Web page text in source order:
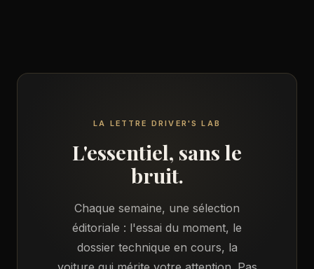
LA LETTRE DRIVER'S LAB
L'essentiel, sans le
bruit.
Chaque semaine, une sélection
éditoriale : l'essai du moment, le
dossier technique en cours, la